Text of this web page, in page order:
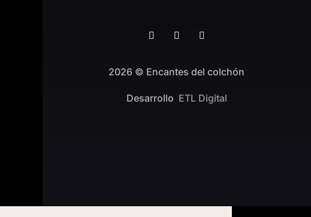
2026 © Encantes del colchón
Desarrollo ETL Digital